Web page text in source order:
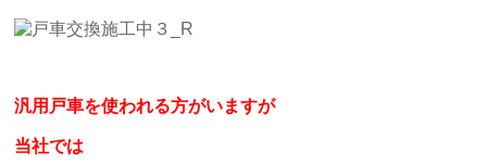
汎用戸車を使われる方がいますが
当社では